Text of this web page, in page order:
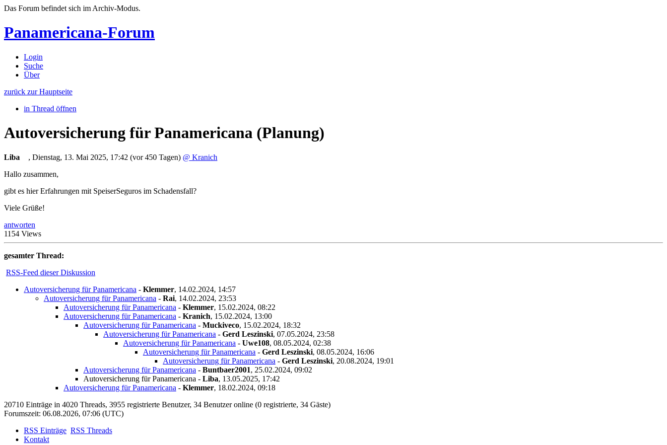
Das Forum befindet sich im Archiv-Modus.
Panamericana-Forum
Login
Suche
Über
zurück zur Hauptseite
in Thread öffnen
Autoversicherung für Panamericana (Planung)
Liba ,Dienstag, 13. Mai 2025, 17:42(vor 450 Tagen) @ Kranich
Hallo zusammen,
gibt es hier Erfahrungen mit SpeiserSeguros im Schadensfall?
Viele Grüße!
antworten
1154 Views
gesamter Thread:
RSS-Feed dieser Diskussion
Autoversicherung für Panamericana - Klemmer, 14.02.2024, 14:57
Autoversicherung für Panamericana - Rai, 14.02.2024, 23:53
Autoversicherung für Panamericana - Klemmer, 15.02.2024, 08:22
Autoversicherung für Panamericana - Kranich, 15.02.2024, 13:00
Autoversicherung für Panamericana - Muckiveco, 15.02.2024, 18:32
Autoversicherung für Panamericana - Gerd Leszinski, 07.05.2024, 23:58
Autoversicherung für Panamericana - Uwe108, 08.05.2024, 02:38
Autoversicherung für Panamericana - Gerd Leszinski, 08.05.2024, 16:06
Autoversicherung für Panamericana - Gerd Leszinski, 20.08.2024, 19:01
Autoversicherung für Panamericana - Buntbaer2001, 25.02.2024, 09:02
Autoversicherung für Panamericana - Liba, 13.05.2025, 17:42
Autoversicherung für Panamericana - Klemmer, 18.02.2024, 09:18
20710 Einträge in 4020 Threads, 3955 registrierte Benutzer, 34 Benutzer online (0 registrierte, 34 Gäste)
Forumszeit: 06.08.2026, 07:06 (UTC)
RSS Einträge RSS Threads
Kontakt